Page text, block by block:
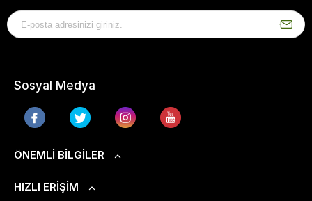
ÖNEMLI BILGILER
HIZLI ERIŞIM
Sosyal Medya